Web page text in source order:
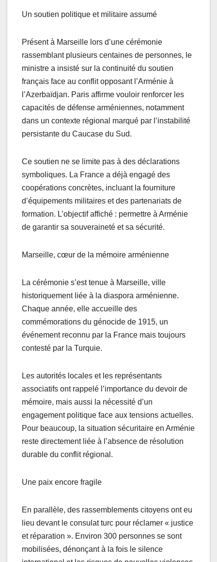
Un soutien politique et militaire assumé
Présent à Marseille lors d’une cérémonie
rassemblant plusieurs centaines de personnes, le
ministre a insisté sur la continuité du soutien
français face au conflit opposant l’Arménie à
l’Azerbaïdjan. Paris affirme vouloir renforcer les
capacités de défense arméniennes, notamment
dans un contexte régional marqué par l’instabilité
persistante du Caucase du Sud.
Ce soutien ne se limite pas à des déclarations
symboliques. La France a déjà engagé des
coopérations concrètes, incluant la fourniture
d’équipements militaires et des partenariats de
formation. L’objectif affiché : permettre à Arménie
de garantir sa souveraineté et sa sécurité.
Marseille, cœur de la mémoire arménienne
La cérémonie s’est tenue à Marseille, ville
historiquement liée à la diaspora arménienne.
Chaque année, elle accueille des
commémorations du génocide de 1915, un
événement reconnu par la France mais toujours
contesté par la Turquie.
Les autorités locales et les représentants
associatifs ont rappelé l’importance du devoir de
mémoire, mais aussi la nécessité d’un
engagement politique face aux tensions actuelles.
Pour beaucoup, la situation sécuritaire en Arménie
reste directement liée à l’absence de résolution
durable du conflit régional.
Une paix encore fragile
En parallèle, des rassemblements citoyens ont eu
lieu devant le consulat turc pour réclamer « justice
et réparation ». Environ 300 personnes se sont
mobilisées, dénonçant à la fois le silence